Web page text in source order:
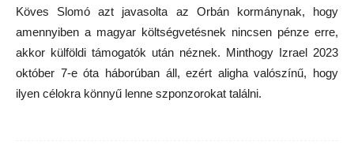
Köves Slomó azt javasolta az Orbán kormánynak, hogy
amennyiben a magyar költségvetésnek nincsen pénze erre,
akkor külföldi támogatók után néznek. Minthogy Izrael 2023
október 7-e óta háborúban áll, ezért aligha valószínű, hogy
ilyen célokra könnyű lenne szponzorokat találni.